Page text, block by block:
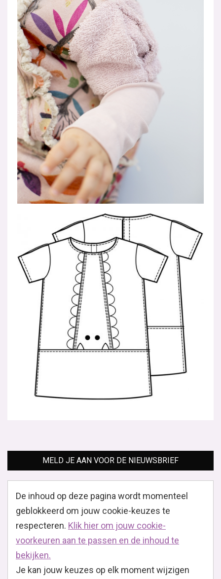
MELD JE AAN VOOR DE NIEUWSBRIEF
De inhoud op deze pagina wordt momenteel
geblokkeerd om jouw cookie-keuzes te
respecteren. Klik hier om jouw cookie-
voorkeuren aan te passen en de inhoud te
bekijken.
Je kan jouw keuzes op elk moment wijzigen